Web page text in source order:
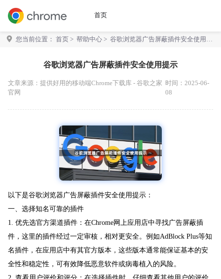
首页
您当前位置： 首页 > 帮助中心 > 谷歌浏览器广告屏蔽插件安全使用提
谷歌浏览器广告屏蔽插件安全使用提示
文章来源： 提供好用的移动端Chrome下载库 - 谷歌之家
官网
时间：2025-06-
08
以下是谷歌浏览器广告屏蔽插件安全使用提示：
一、选择知名可靠的插件
1. 优先选官方渠道插件：在Chrome网上应用店中寻找广告屏蔽插
件，这里的插件经过一定审核，相对更安全。例如AdBlock Plus等知
名插件，在应用店中有其官方版本，这些版本通常能保证基本的安
全性和稳定性，可有效降低恶意软件或病毒植入的风险。